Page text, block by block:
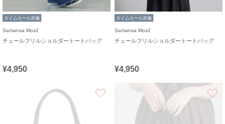
タイムセール対象
Samansa Mos2
チュールフリルショルダートートバッグ
¥4,950
タイムセール対象
Samansa Mos2
チュールフリルショルダートートバッグ
¥4,950